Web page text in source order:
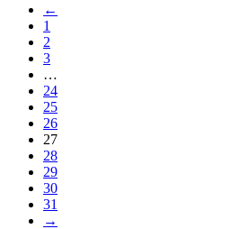
←
1
2
3
…
24
25
26
27
28
29
30
31
→